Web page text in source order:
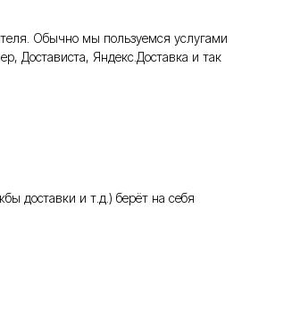
Обычно мы пользуемся услугами
Достависта, Яндекс.Доставка и так
доставки и т.д.) берёт на себя